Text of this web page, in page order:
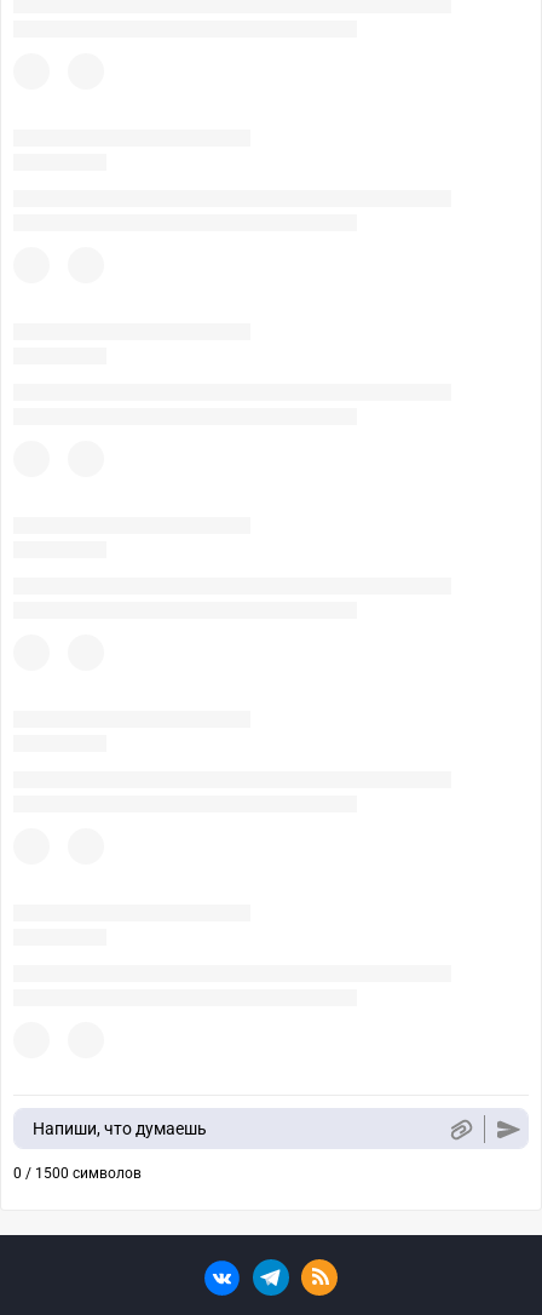
Напиши, что думаешь
0 / 1500 символов